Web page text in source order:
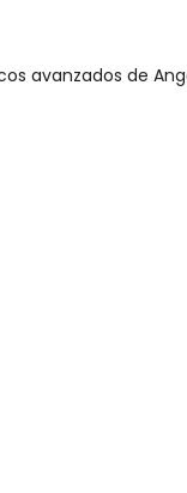
avanzados de